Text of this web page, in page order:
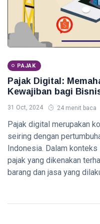
Crypto untuk
Pemula -
Panduan
Lengkap 2026
09 Aug,
2026
0
pandangan
TAX
Insentif
Pajak
Terbaru -
Panduan
2026
09
Aug,
2026
0
pandangan
ACCOUNTING
Analisis
Rasio
Keuangan -
Panduan
Lengkap
09
Aug,
2026
0
Strategi
PAJAK
Pajak Digital:
Kewajiban bagi
31 Oct, 2024 24 menit baca
Pajak digital merupakan
seiring dengan
Indonesia. Dalam
pajak yang dikenakan
barang dan jasa yang